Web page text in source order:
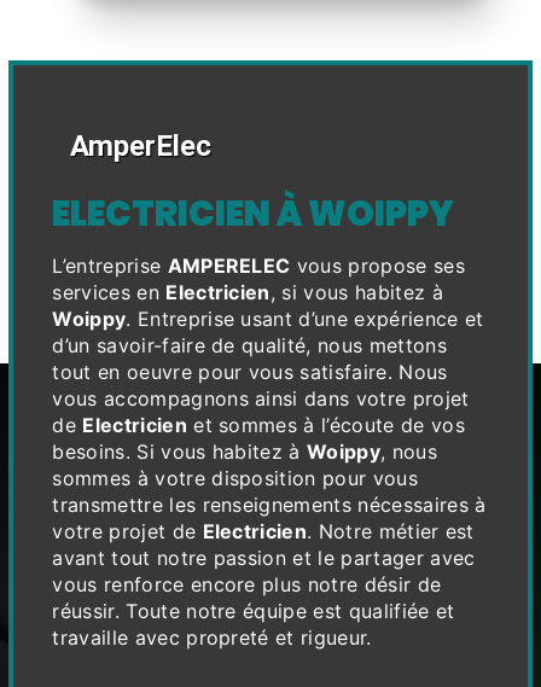
AmperElec
ELECTRICIEN À WOIPPY
L’entreprise AMPERELEC vous propose ses
services en Electricien, si vous habitez à
Woippy. Entreprise usant d’une expérience et
d’un savoir-faire de qualité, nous mettons
tout en oeuvre pour vous satisfaire. Nous
vous accompagnons ainsi dans votre projet
de Electricien et sommes à l’écoute de vos
besoins. Si vous habitez àWoippy, nous
sommes à votre disposition pour vous
transmettre les renseignements nécessaires à
votre projet de Electricien. Notre métier est
avant tout notre passion et le partager avec
vous renforce encore plus notre désir de
réussir. Toute notre équipe est qualifiée et
travaille avec propreté et rigueur.